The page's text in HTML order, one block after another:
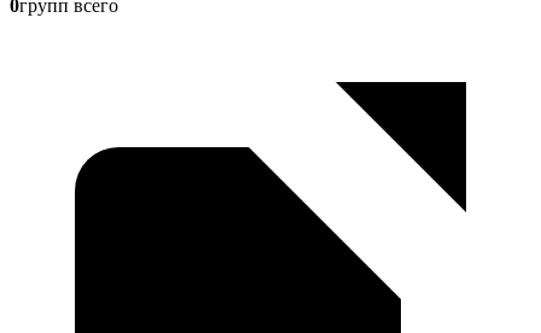
0групп всего